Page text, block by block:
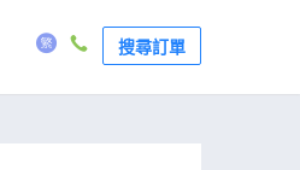
搜尋訂單